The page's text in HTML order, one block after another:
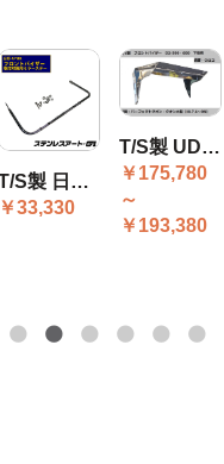
T/S製 日野 4/10tフロントバイザー取付対策用ミラーステー
￥33,330
T/S製 UD パーフェクトクオン/クオン フロントバイザー D2-601
￥175,780
～
￥193,380